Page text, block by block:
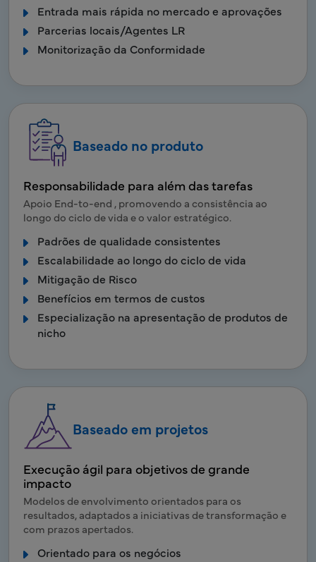
Entrada mais rápida no mercado e aprovações
Parcerias locais/Agentes LR
Monitorização da Conformidade
Baseado no produto
Responsabilidade para além das tarefas
Apoio End-to-end , promovendo a consistência ao
longo do ciclo de vida e o valor estratégico.
Padrões de qualidade consistentes
Escalabilidade ao longo do ciclo de vida
Mitigação de Risco
Benefícios em termos de custos
Especialização na apresentação de produtos de
nicho
Baseado em projetos
Execução ágil para objetivos de grande
impacto
Modelos de envolvimento orientados para os
resultados, adaptados a iniciativas de transformação e
com prazos apertados.
Orientado para os negócios